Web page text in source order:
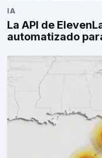
IA
La API de
automatizado